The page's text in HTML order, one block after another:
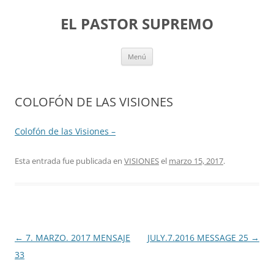
EL PASTOR SUPREMO
Menú
COLOFÓN DE LAS VISIONES
Colofón de las Visiones –
Esta entrada fue publicada en VISIONESel marzo 15, 2017.
Navegación
de
← 7. MARZO. 2017 MENSAJE
33
JULY.7.2016 MESSAGE 25 →